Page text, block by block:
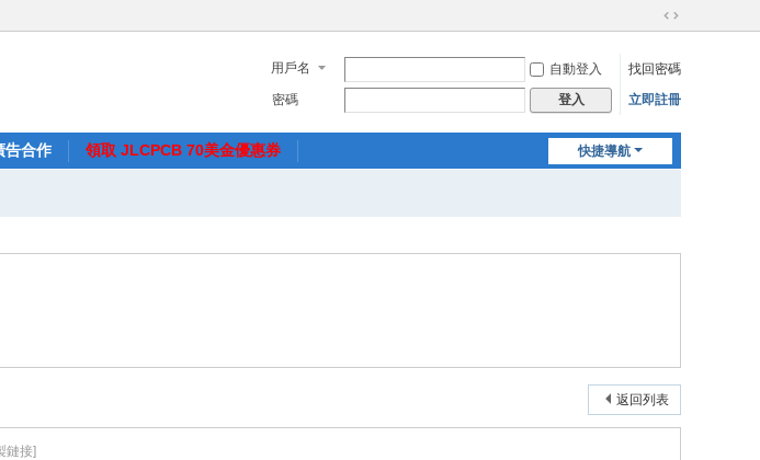
切
到
寬
用戶名 自動登入
找回密碼
密碼
登入 立即註冊
快捷導航
告合作 領取 JLCPCB 70美金優惠券
返回列表
鏈接]